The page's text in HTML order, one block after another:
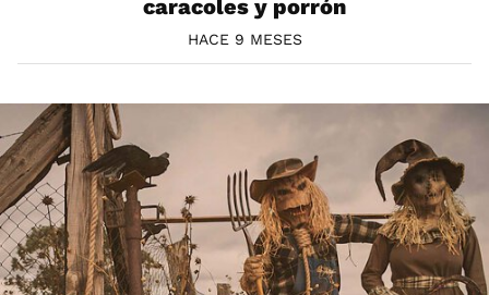
caracoles y porrón
HACE 9 MESES